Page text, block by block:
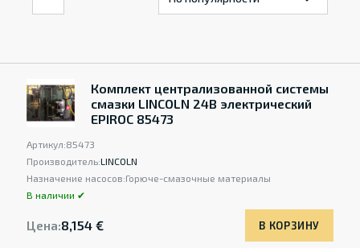
Комплект централизованной системы
смазки LINCOLN 24В электрический
EPIROC 85473
Артикул:85473
Производитель:LINCOLN
Назначение насосов:Горюче-смазочные материалы
В наличии ✔
Цена:8,154 € В КОРЗИНУ